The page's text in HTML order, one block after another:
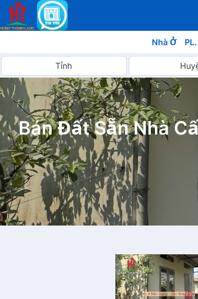
Nhà Ở
Bán Đất Sẵn Nhà